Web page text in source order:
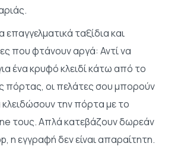
επαγγελματικά ταξίδια και
που φτάνουν αργά: Αντί να
ένα κρυφό κλειδί κάτω από το
πόρτας, οι πελάτες σου μπορούν
κλειδώσουν την πόρτα με το
τους. Απλά κατεβάζουν δωρεάν
η εγγραφή δεν είναι απαραίτητη.